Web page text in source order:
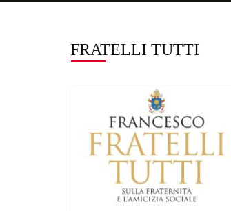
FRATELLI TUTTI